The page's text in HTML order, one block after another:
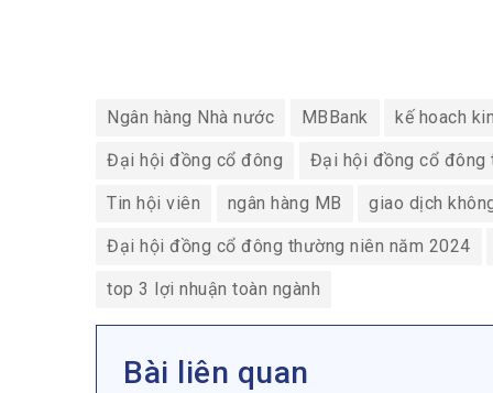
Ngân hàng Nhà nước MBBank kế hoach
Đại hội đồng cổ đông Đại hội đồng cổ đông
Tin hội viên ngân hàng MB giao dịch
Đại hội đồng cổ đông thường niên năm 2024
top 3 lợi nhuận toàn ngành
Bài liên quan